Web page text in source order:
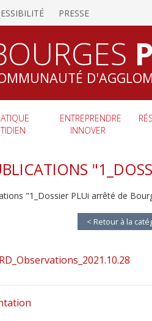
PRESSE
ENTREPRENDRE
INNOVER
"1_Dossier PLUi arrêté de
< Retour à la